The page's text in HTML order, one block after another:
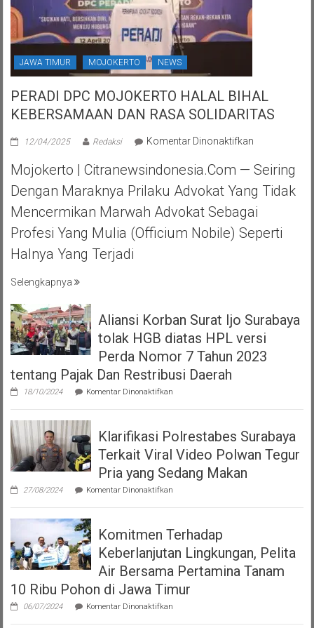
JAWA TIMUR MOJOKERTO NEWS
PERADI DPC MOJOKERTO HALAL BIHAL
KEBERSAMAAN DAN RASA SOLIDARITAS
12/04/2025 Redaksi Komentar Dinonaktifkan
DPC
MOJOKERTO
HALAL
BIHAL
DAN
Mojokerto | Citranewsindonesia.com — Seiring
Dengan Maraknya Prilaku Advokat Yang Tidak
Mencermikan Marwah Advokat Sebagai
Profesi Yang Mulia (officium Nobile) Seperti
Halnya Yang Terjadi
Selengkapnya
Aliansi Korban Surat Ijo Surabaya
tolak HGB diatas HPL versi
Perda Nomor 7 Tahun 2023
tentang Pajak Dan Restribusi Daerah
18/10/2024 Komentar Dinonaktifkan
Korban
Ijo
tolak
HGB
diatas
7
Tahun
2023
tentang
Dan
Klarifikasi Polrestabes Surabaya
Terkait Viral Video Polwan Tegur
Pria yang Sedang Makan
27/08/2024 Komentar Dinonaktifkan
Polrestabes
Terkait
Video
Polwan
Tegur
Pria
Komitmen Terhadap
Keberlanjutan Lingkungan, Pelita
Air Bersama Pertamina Tanam
10 Ribu Pohon di Jawa Timur
06/07/2024 Komentar Dinonaktifkan
Terhadap